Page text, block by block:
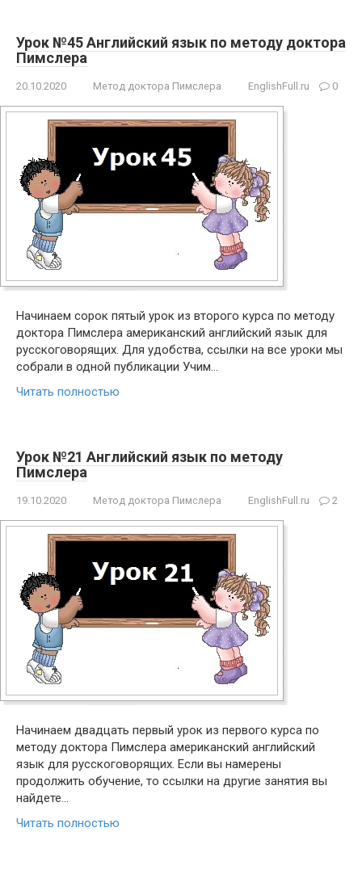
Урок №45 Английский язык по методу доктора
Пимслера
20.10.2020 Метод доктора Пимслера EnglishFull.ru 0
Начинаем сорок пятый урок из второго курса по методу
доктора Пимслера американский английский язык для
русскоговорящих. Для удобства, ссылки на все уроки мы
собрали в одной публикации Учим…
Читать полностью
Урок №21 Английский язык по методу
Пимслера
19.10.2020 Метод доктора Пимслера EnglishFull.ru 2
Начинаем двадцать первый урок из первого курса по
методу доктора Пимслера американский английский
язык для русскоговорящих. Если вы намерены
продолжить обучение, то ссылки на другие занятия вы
найдете…
Читать полностью